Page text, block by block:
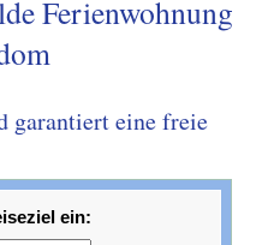
Ferienwohnung
garantiert eine freie
ein: